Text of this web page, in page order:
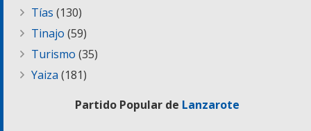
Tías (130)
Tinajo (59)
Turismo (35)
Yaiza (181)
Partido Popular de Lanzarote